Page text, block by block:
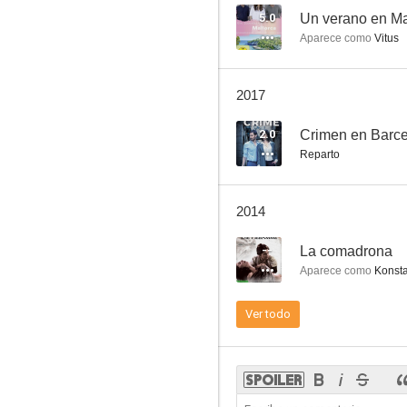
5.0 Un verano en
Aparece como Vitus
2017
2.0 Crimen en
Reparto
2014
-- La comadrona
Aparece como
Ver todo